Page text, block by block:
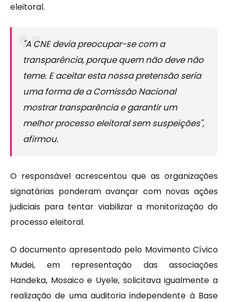
eleitoral.
"A CNE devia preocupar-se com a
transparência, porque quem não deve não
teme. E aceitar esta nossa pretensão seria
uma forma de a Comissão Nacional
mostrar transparência e garantir um
melhor processo eleitoral sem suspeições",
afirmou.
O responsável acrescentou que as organizações
signatárias ponderam avançar com novas ações
judiciais para tentar viabilizar a monitorização do
processo eleitoral.
O documento apresentado pelo Movimento Cívico
Mudei, em representação das associações
Handeka, Mosaico e Uyele, solicitava igualmente a
realização de uma auditoria independente à Base